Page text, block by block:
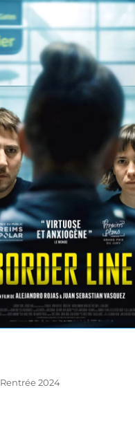
Catégories
Rentrée 2024